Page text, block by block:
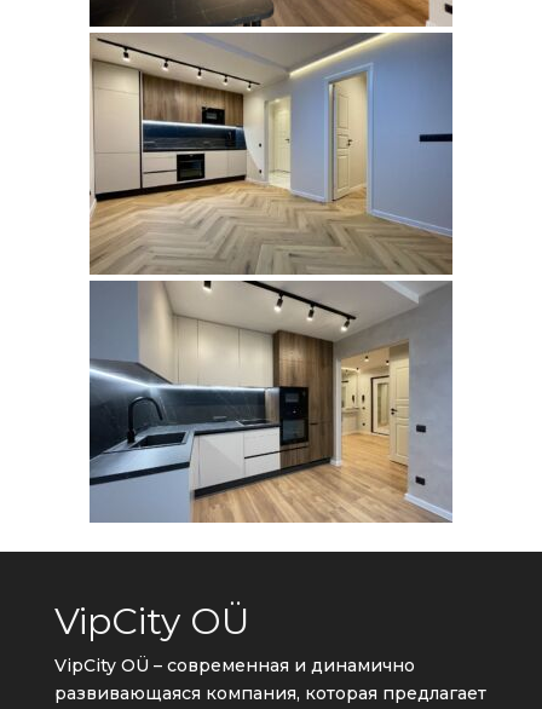
KÄRBERI, LASNAMÄE
KIHNU, LASNAMÄE
P. PINNA,
VipCity OÜ
VipCity OÜ – современная и динамично
развивающаяся компания, которая предлагает